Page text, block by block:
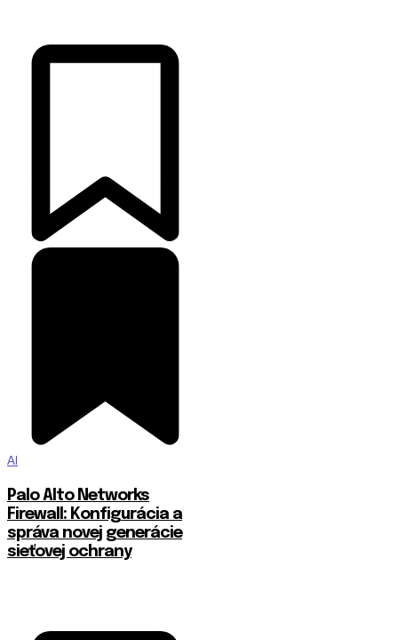
AI
Palo Alto Networks
Firewall: Konfigurácia a
správa novej generácie
sieťovej ochrany